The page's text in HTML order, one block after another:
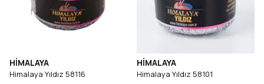
HİMALAYA
Himalaya Yıldız 58116
HİMALAYA
Himalaya Yıldız 58101